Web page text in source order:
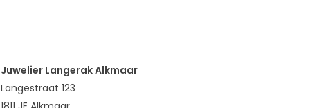
Juwelier Langerak Alkmaar
Langestraat 123